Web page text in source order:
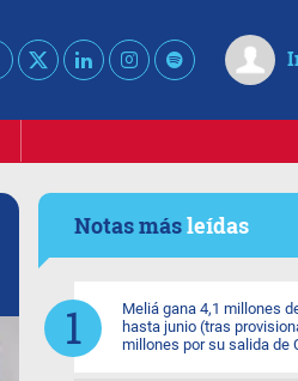
Notas másleídas
Meliá gana 4,1 millones
hasta junio (tras
millones por su salida de